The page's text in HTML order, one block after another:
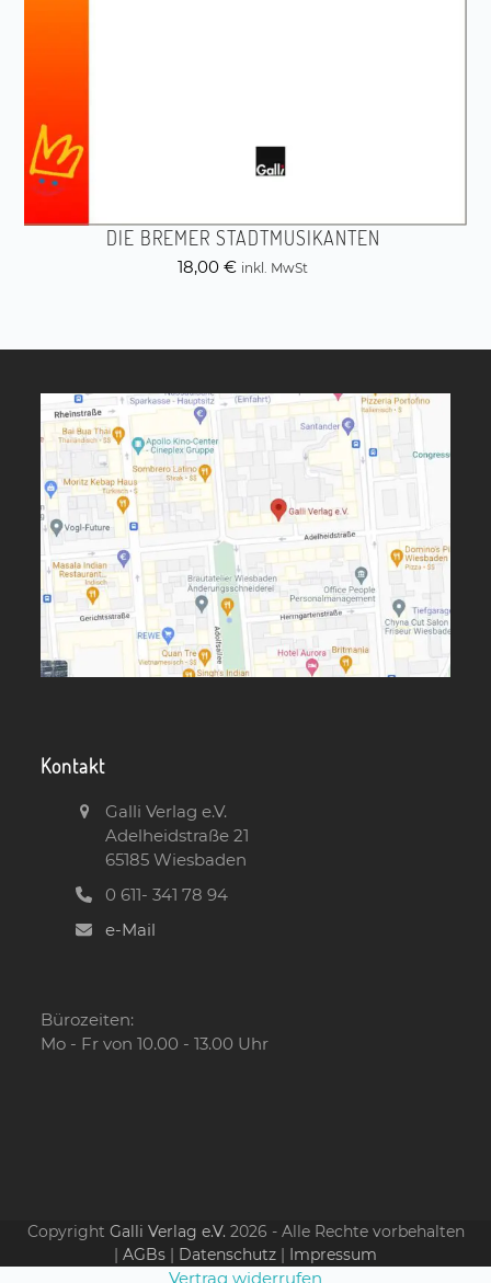
DIE BREMER STADTMUSIKANTEN
18,00 € inkl. MwSt
Kontakt
Galli Verlag e.V.
Adelheidstraße 21
65185 Wiesbaden
0 611- 341 78 94
e-Mail
Bürozeiten:
Mo - Fr von 10.00 - 13.00 Uhr
Copyright Galli Verlag e.V. 2026 - Alle Rechte vorbehalten
| AGBs | Datenschutz | Impressum
Vertrag widerrufen